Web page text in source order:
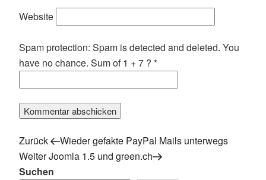
Website
Spam protection: Spam is detected and deleted. You
have no chance. Sum of 1 + 7 ? *
Beitragsnavigation
Vorheriger
Beitrag
Zurück
Wieder gefakte PayPal Mails unterwegs
Nächster
Beitrag
WeiterJoomla 1.5 und green.ch
Suchen